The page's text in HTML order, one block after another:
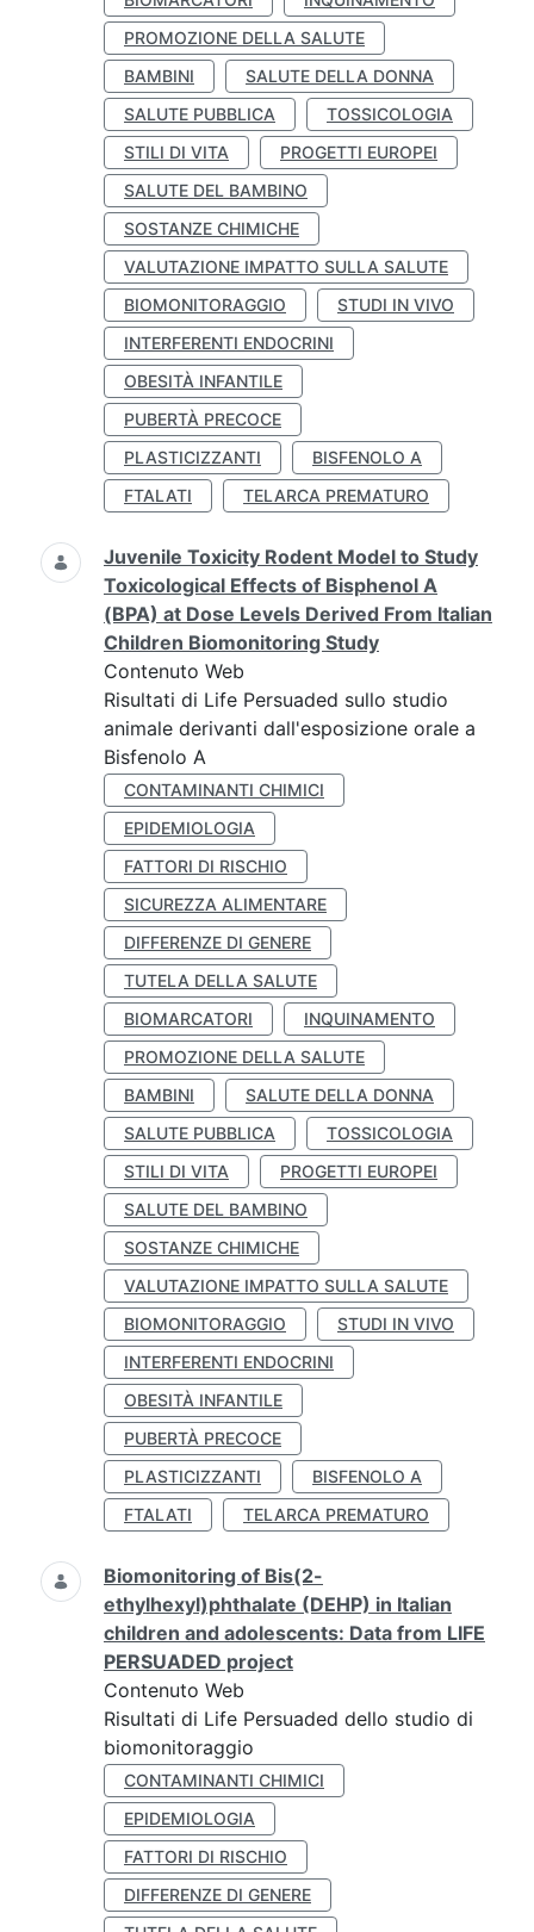
PROMOZIONE DELLA SALUTE
BAMBINI
SALUTE DELLA DONNA
SALUTE PUBBLICA
TOSSICOLOGIA
STILI DI VITA
PROGETTI EUROPEI
SALUTE DEL BAMBINO
SOSTANZE CHIMICHE
VALUTAZIONE IMPATTO SULLA SALUTE
BIOMONITORAGGIO
STUDI IN VIVO
INTERFERENTI ENDOCRINI
OBESITÀ INFANTILE
PUBERTÀ PRECOCE
PLASTICIZZANTI
BISFENOLO A
FTALATI
TELARCA PREMATURO
Juvenile Toxicity Rodent Model to Study
Toxicological Effects of Bisphenol A
(BPA) at Dose Levels Derived From Italian
Children Biomonitoring Study
Contenuto Web
Risultati di Life Persuaded sullo studio
animale derivanti dall'esposizione orale a
Bisfenolo A
CONTAMINANTI CHIMICI
EPIDEMIOLOGIA
FATTORI DI RISCHIO
SICUREZZA ALIMENTARE
DIFFERENZE DI GENERE
TUTELA DELLA SALUTE
BIOMARCATORI
INQUINAMENTO
PROMOZIONE DELLA SALUTE
BAMBINI
SALUTE DELLA DONNA
SALUTE PUBBLICA
TOSSICOLOGIA
STILI DI VITA
PROGETTI EUROPEI
SALUTE DEL BAMBINO
SOSTANZE CHIMICHE
VALUTAZIONE IMPATTO SULLA SALUTE
BIOMONITORAGGIO
STUDI IN VIVO
INTERFERENTI ENDOCRINI
OBESITÀ INFANTILE
PUBERTÀ PRECOCE
PLASTICIZZANTI
BISFENOLO A
FTALATI
TELARCA PREMATURO
Biomonitoring of Bis(2-
ethylhexyl)phthalate (DEHP) in Italian
children and adolescents: Data from LIFE
PERSUADED project
Contenuto Web
Risultati di Life Persuaded dello studio di
biomonitoraggio
CONTAMINANTI CHIMICI
EPIDEMIOLOGIA
FATTORI DI RISCHIO
DIFFERENZE DI GENERE